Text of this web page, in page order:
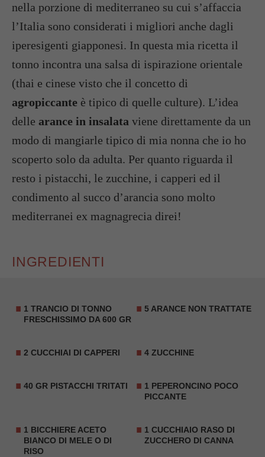
nella porzione di mediterraneo su cui s’affaccia
l’Italia sono considerati i migliori anche dagli
iperesigenti giapponesi. In questa mia ricetta il
tonno incontra una salsa di ispirazione orientale
(thai e cinese visto che il concetto di
agropiccante è tipico di quelle culture). L’idea
delle arance in insalata viene direttamente da un
modo di mangiarle tipico di mia nonna che io ho
scoperto solo da adulta. Per quanto riguarda il
resto i pistacchi, le zucchine, i capperi ed il
condimento al succo d’arancia sono molto
mediterranei ex magnagrecia direi!
INGREDIENTI
1 TRANCIO DI TONNO
FRESCHISSIMO DA 600 GR
5 ARANCE NON TRATTATE
2 CUCCHIAI DI CAPPERI 4 ZUCCHINE
40 GR PISTACCHI TRITATI
1 PEPERONCINO POCO
PICCANTE
1 BICCHIERE ACETO
BIANCO DI MELE O DI
RISO
1 CUCCHIAIO RASO DI
ZUCCHERO DI CANNA